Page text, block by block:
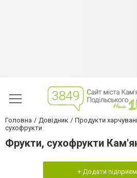
Головна Довідник Продукти
сухофрукти
Фрукти, сухофрукти
+ Додати